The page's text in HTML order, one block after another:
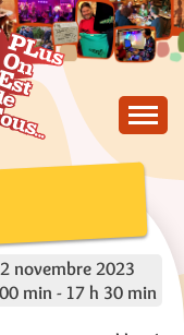
novembre 2023
min - 17 h 30 min